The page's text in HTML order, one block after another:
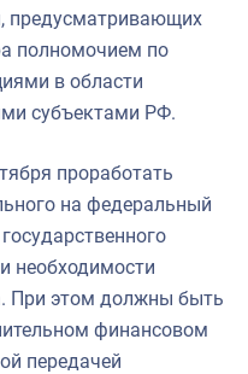
предусматривающих
полномочием по
в области
субъектами РФ.
проработать
на федеральный
необходимости
При этом должны быть
финансовом
передачей